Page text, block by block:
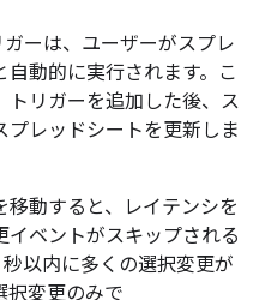
ガーは、ユーザーがスプレ
動的に実行されます。こ
トリガーを追加した後、ス
プレッドシートを更新しま
動すると、レイテンシを
ベントがスキップされる
以内に多くの選択変更が
択変更のみで